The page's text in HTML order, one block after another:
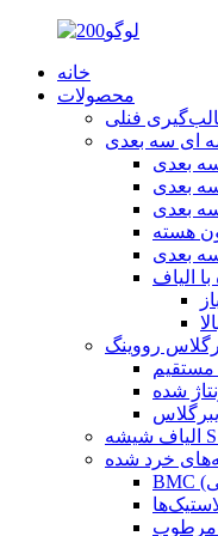
خانه
محصولات
فنلی
ای سه بعدی
بعدی
هسته
بعدی
الیاف
رووینگ
مستقیم
شده
خرد شده
مرطوب